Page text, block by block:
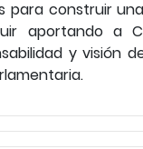
para construir
aportando a
y visión